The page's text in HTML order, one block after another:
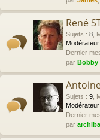
René
Sujets : 8
Modérateur
Dernier
par Bobby
Sujets : 9
Modérateur
Dernier
par